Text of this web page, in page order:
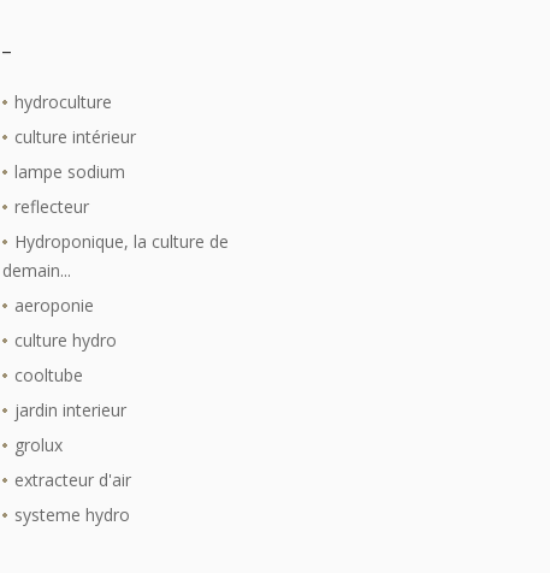
hydroculture
culture intérieur
lampe sodium
reflecteur
Hydroponique, la culture de
demain...
aeroponie
culture hydro
cooltube
jardin interieur
grolux
extracteur d'air
systeme hydro